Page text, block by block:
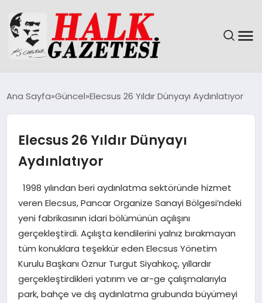
DÜNYA
EĞITIM
MAGAZIN
SAĞLIK
SIYASET
SPOR
Ana Sayfa Güncel Elecsus 26 Yıldır Dünyayı Aydınlatıyor
Elecsus 26 Yıldır Dünyayı
Aydınlatıyor
1998 yılından beri aydınlatma sektöründe hizmet
veren Elecsus, Pancar Organize Sanayi Bölgesi’ndeki
yeni fabrikasının idari bölümünün açılışını
gerçekleştirdi. Açılışta kendilerini yalnız bırakmayan
tüm konuklara teşekkür eden Elecsus Yönetim
Kurulu Başkanı Öznur Turgut Siyahkoç, yıllardır
gerçekleştirdikleri yatırım ve ar-ge çalışmalarıyla
park, bahçe ve dış aydınlatma grubunda büyümeyi